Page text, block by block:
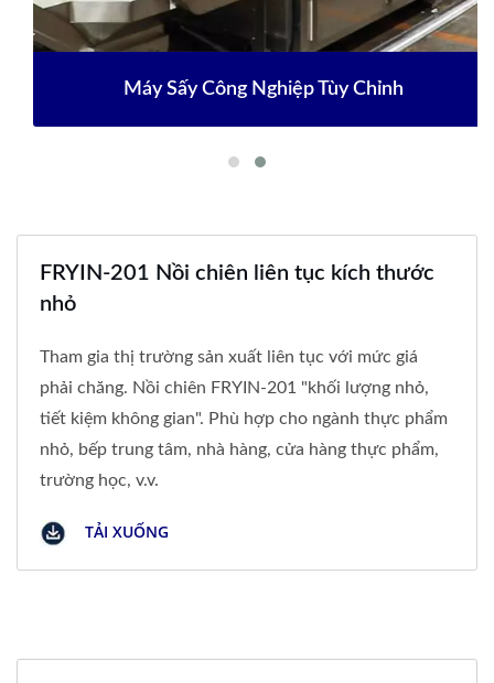
Máy Sấy Công Nghiệp Tùy Chỉnh
FRYIN-201 Nồi chiên liên tục kích thước
nhỏ
Tham gia thị trường sản xuất liên tục với mức giá
phải chăng. Nồi chiên FRYIN-201 "khối lượng nhỏ,
tiết kiệm không gian". Phù hợp cho ngành thực phẩm
nhỏ, bếp trung tâm, nhà hàng, cửa hàng thực phẩm,
trường học, v.v.
TẢI XUỐNG